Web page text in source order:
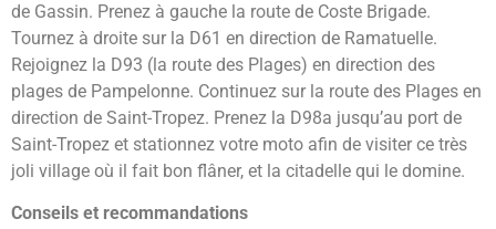
de Gassin. Prenez à gauche la route de Coste Brigade.
Tournez à droite sur la D61 en direction de Ramatuelle.
Rejoignez la D93 (la route des Plages) en direction des
plages de Pampelonne. Continuez sur la route des Plages en
direction de Saint-Tropez. Prenez la D98a jusqu’au port de
Saint-Tropez et stationnez votre moto afin de visiter ce très
joli village où il fait bon flâner, et la citadelle qui le domine.
Conseils et recommandations